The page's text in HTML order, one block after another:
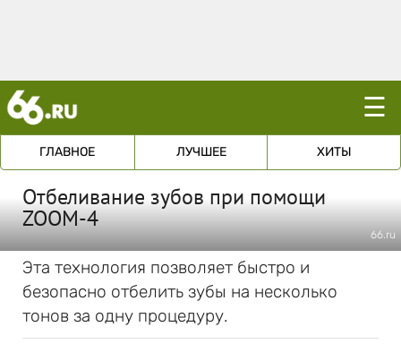
☰
ГЛАВНОЕ ЛУЧШЕЕ ХИТЫ
Отбеливание зубов при помощи
ZOOM-4
66.ru
Эта технология позволяет быстро и
безопасно отбелить зубы на несколько
тонов за одну процедуру.